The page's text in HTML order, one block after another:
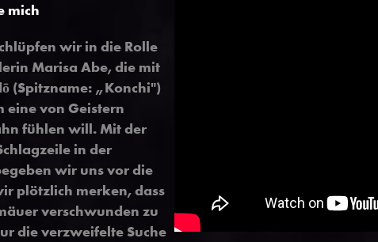
mich
wir in die Rolle
Marisa Abe, die mit
(Spitzname: „Konchi")
eine von Geistern
fühlen will. Mit der
in der
wir uns vor die
plötzlich merken, dass
verschwunden zu
die verzweifelte Suche